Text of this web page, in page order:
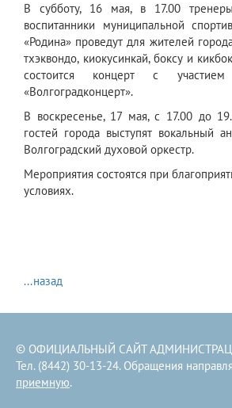
В субботу, 16 мая, в 17.00
воспитанники муниципальной
«Родина» проведут для жителей
тхэквондо, киокусинкай, боксу и
состоится
концерт с
«Волгоградконцерт».
В воскресенье, 17 мая, с 17.00 до
гостей города выступят вокальный
Волгоградский духовой оркестр.
Мероприятия состоятся при
условиях.
...назад
© ОФИЦИАЛЬНЫЙ САЙТ
Тел. (8442) 30-13-24. Обращения
приемную.